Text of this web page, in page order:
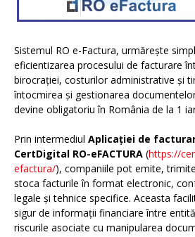
Sistemul RO e-Factura, urmărește
eficientizarea procesului de facturare
birocrației, costurilor administrative și
întocmirea și gestionarea
devine obligatoriu în România de la 1
Prin intermediul Aplicației de
CertDigital RO-eFACTURA (https://
efactura/), companiile pot emite,
stoca facturile în format electronic,
legale și tehnice specifice. Aceasta
sigur de informații financiare între
riscurile asociate cu manipularea